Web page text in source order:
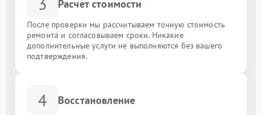
Расчет стоимости
После проверки мы рассчитываем точную стоимость
ремонта и согласовываем сроки. Никакие
дополнительные услуги не выполняются без вашего
подтверждения.
4 Восстановление